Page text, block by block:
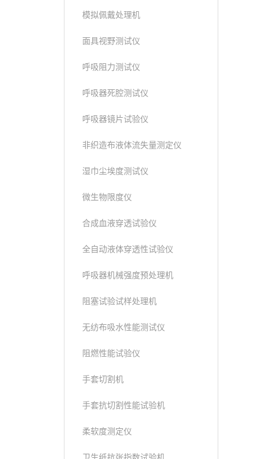
模拟佩戴处理机
面具视野测试仪
呼吸阻力测试仪
呼吸器死腔测试仪
呼吸器镜片试验仪
非织造布液体流失量测定仪
湿巾尘埃度测试仪
微生物限度仪
合成血液穿透试验仪
全自动液体穿透性试验仪
呼吸器机械强度预处理机
阻塞试验试样处理机
无纺布吸水性能测试仪
阻燃性能试验仪
手套切割机
手套抗切割性能试验机
柔软度测定仪